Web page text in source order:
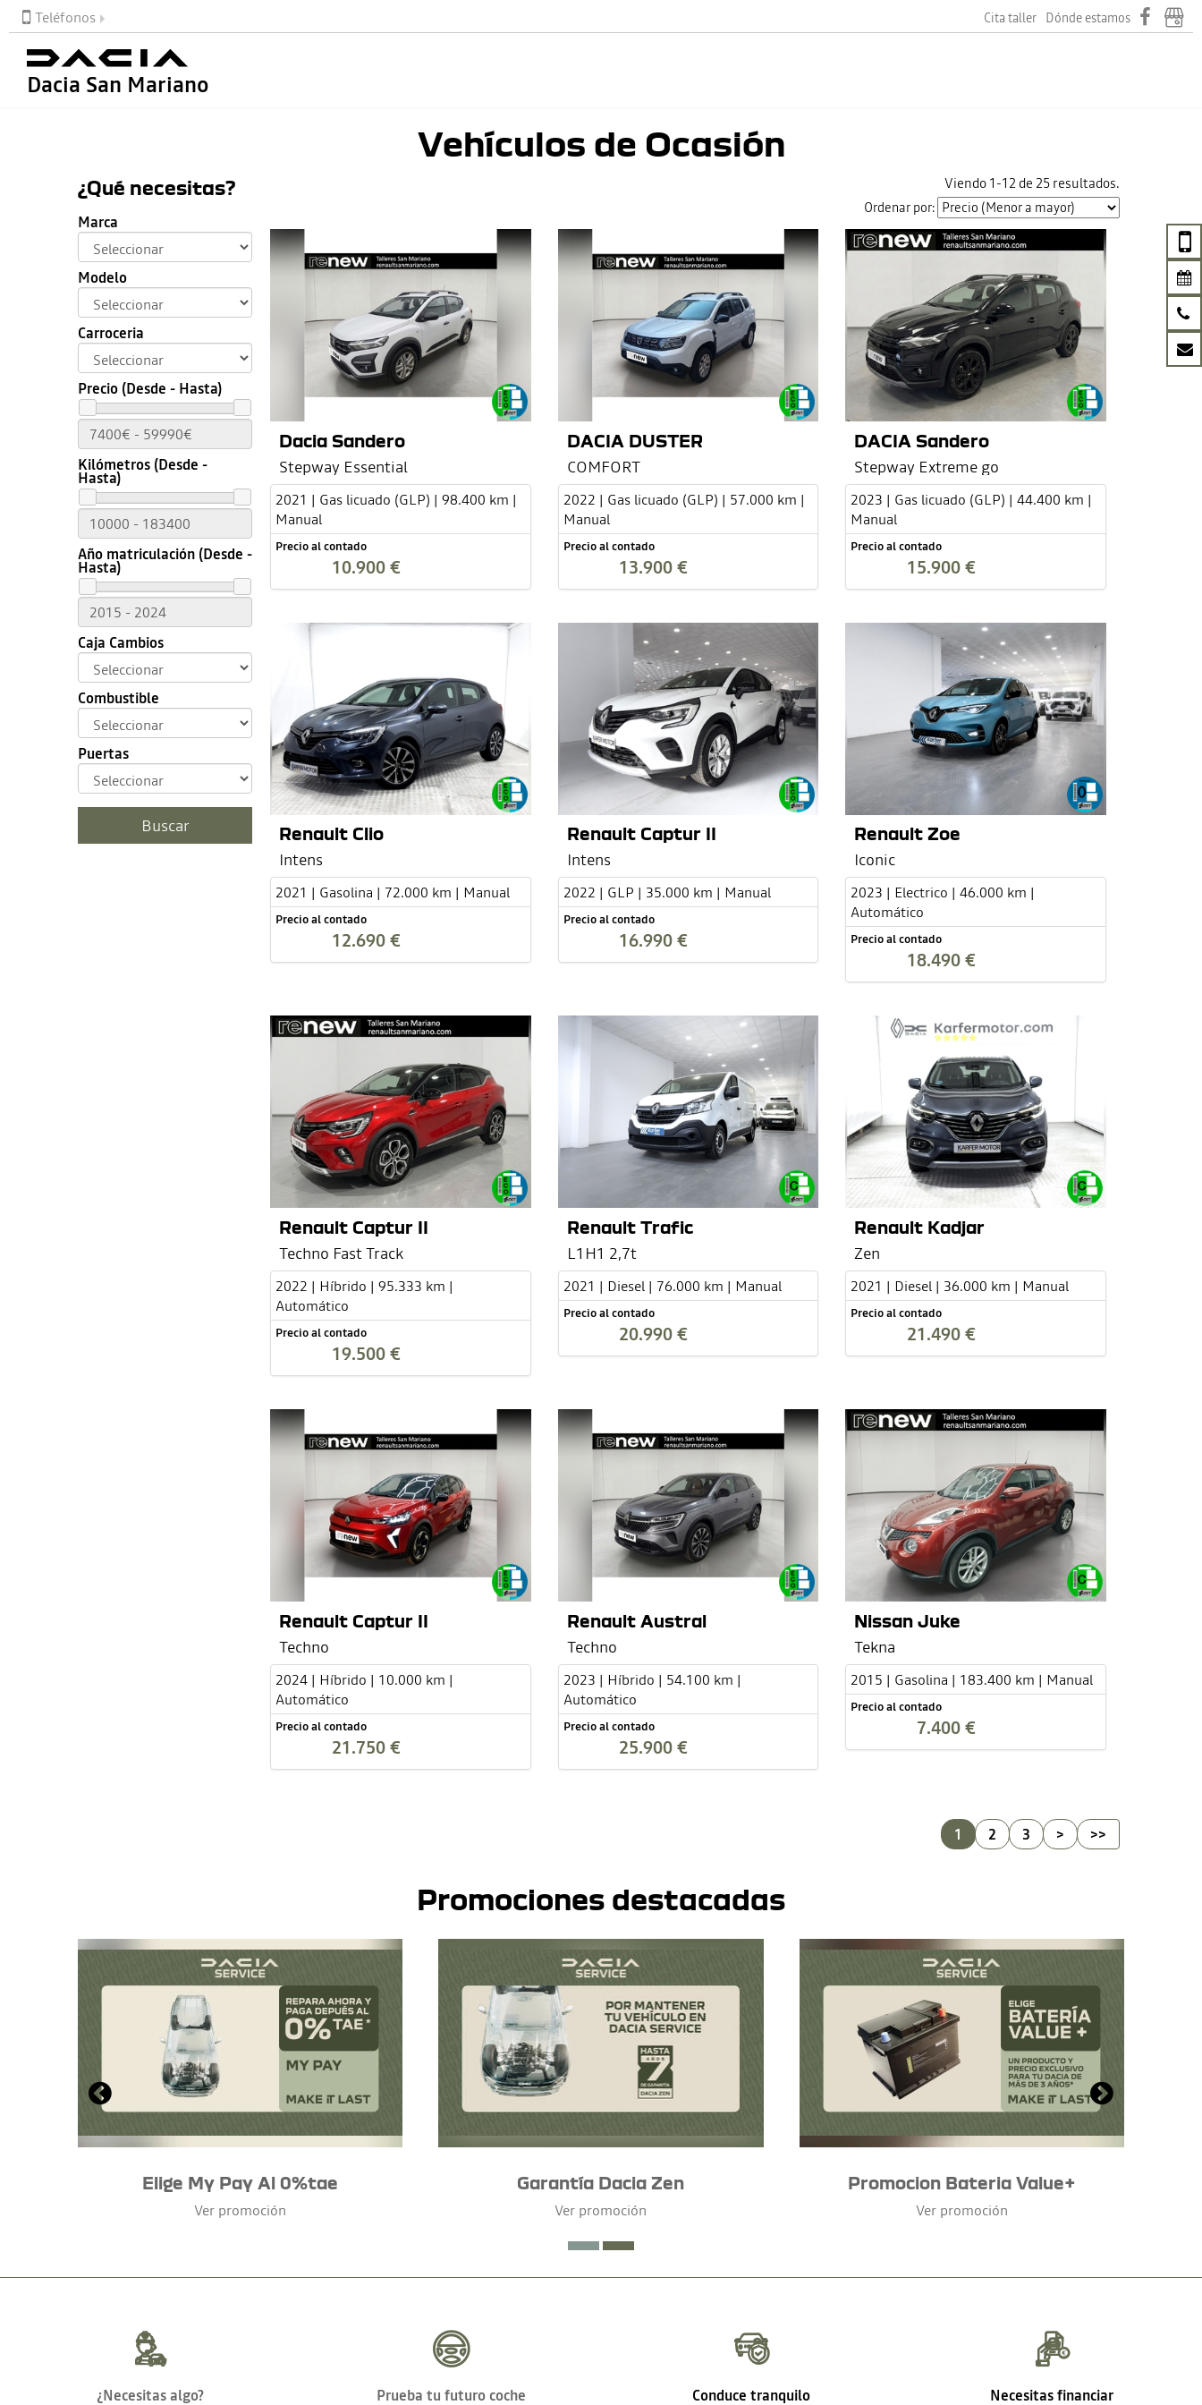
Teléfonos Cita taller Dónde estamos
Dacia San Mariano
Vehículos de Ocasión
¿Qué necesitas?
Marca
Modelo
Carroceria
Precio (Desde - Hasta)
Kilómetros (Desde -
Hasta)
Año matriculación (Desde -
Hasta)
Caja Cambios
Combustible
Puertas
Viendo 1-12 de 25 resultados.
Ordenar por:
Dacia Sandero
Stepway Essential
2021 | Gas licuado (GLP) | 98.400 km |
Manual
Precio al contado
10.900 €
DACIA DUSTER
COMFORT
2022 | Gas licuado (GLP) | 57.000 km |
Manual
Precio al contado
13.900 €
DACIA Sandero
Stepway Extreme go
2023 | Gas licuado (GLP) | 44.400 km |
Manual
Precio al contado
15.900 €
Renault Clio
Intens
2021 | Gasolina | 72.000 km | Manual
Precio al contado
12.690 €
Renault Captur II
Intens
2022 | GLP | 35.000 km | Manual
Precio al contado
16.990 €
Renault Zoe
Iconic
2023 | Electrico | 46.000 km |
Automático
Precio al contado
18.490 €
Renault Captur II
Techno Fast Track
2022 | Híbrido | 95.333 km |
Automático
Precio al contado
19.500 €
Renault Trafic
L1H1 2,7t
2021 | Diesel | 76.000 km | Manual
Precio al contado
20.990 €
Renault Kadjar
Zen
2021 | Diesel | 36.000 km | Manual
Precio al contado
21.490 €
Renault Captur II
Techno
2024 | Híbrido | 10.000 km |
Automático
Precio al contado
21.750 €
Renault Austral
Techno
2023 | Híbrido | 54.100 km |
Automático
Precio al contado
25.900 €
Nissan Juke
Tekna
2015 | Gasolina | 183.400 km | Manual
Precio al contado
7.400 €
1 2 3 > >>
Promociones destacadas
Elige My Pay Al 0%tae
Ver promoción
Garantía Dacia Zen
Ver promoción
Promocion Bateria Value+
Ver promoción
¿Necesitas algo? Prueba tu futuro coche Conduce tranquilo Necesitas financiar